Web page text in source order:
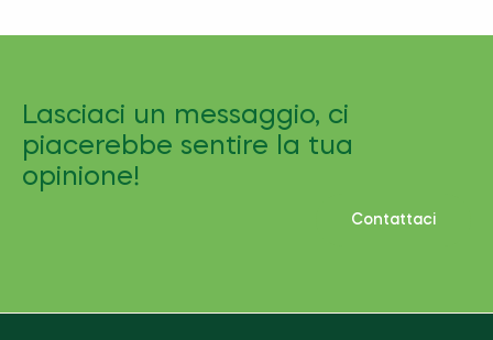
Lasciaci un messaggio, ci
piacerebbe sentire la tua
opinione!
Contattaci